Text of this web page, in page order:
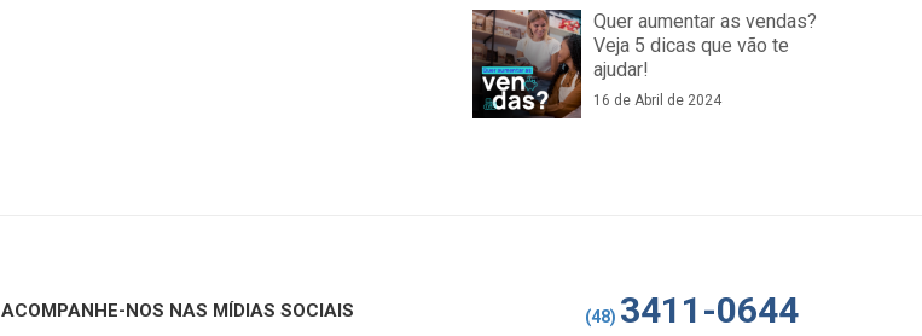
Quer aumentar as vendas?
Veja 5 dicas que vão te
ajudar!
16 de Abril de 2024
ACOMPANHE-NOS NAS MÍDIAS SOCIAIS (48) 3411-0644